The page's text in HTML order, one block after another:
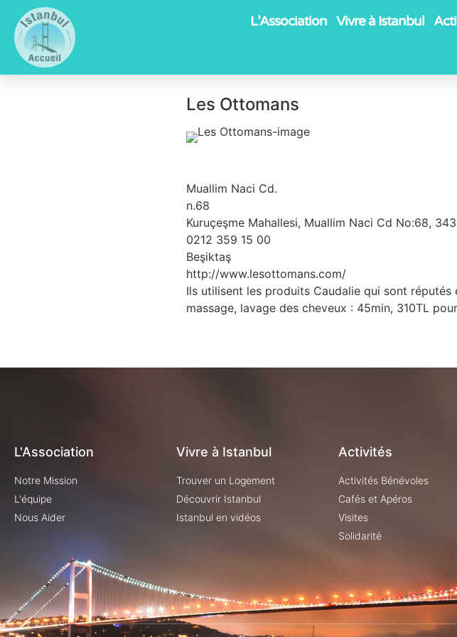
L’Association Vivre à Istanbul
Les Ottomans
Les Ottomans
Muallim Naci Cd.
n.68
Kuruçeşme Mahallesi, Muallim Naci Cd No:68,
0212 359 15 00
Beşiktaş
http://www.lesottomans.com/
Ils utilisent les produits Caudalie qui sont
massage, lavage des cheveux : 45min, 310TL
L'Association
Notre Mission
L'équipe
Nous Aider
Vivre à Istanbul
Trouver un Logement
Découvrir Istanbul
Istanbul en vidéos
Activités
Activités Bénévoles
Cafés et Apéros
Visites
Solidarité